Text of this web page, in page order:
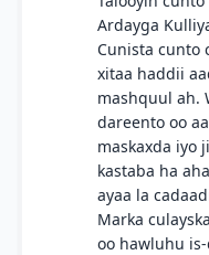
Ardayga
Cunista cunto
xitaa haddii
mashquul ah.
dareento oo
maskaxda iyo
kastaba ha
ayaa la
Marka
oo hawluhu